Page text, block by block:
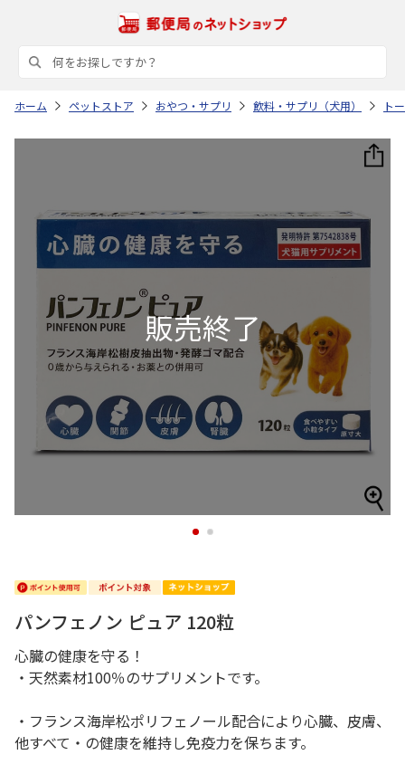
ホーム ペットストア おやつ・サプリ 飲料・サプリ（犬用） ト
1 2
パンフェノン ピュア 120粒
心臓の健康を守る！
・天然素材100％のサプリメントです。
・フランス海岸松ポリフェノール配合により心臓、皮膚、
他すべて・の健康を維持し免疫力を保ちます。